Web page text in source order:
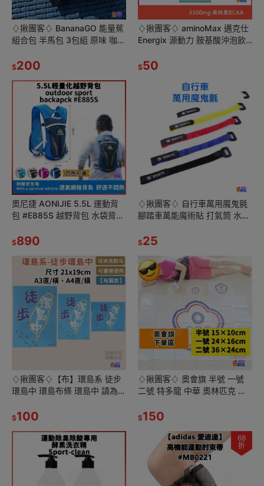
♢揪團客♢ BananaGO 能量蕉
組合包 半馬包 3包組 原味 咖啡
$200
♢揪團客♢ aminoMax 邁克仕
Energix 源動力 胺基酸沖泡飲
$50
奧尼捷 AONIJIE 5.5L 運動背
包 #E885S 越野背包 水袋背包
$890
♢揪團客♢ 自行車萬用魔鬼氈
腳踏車萬能魔術貼 打氣筒 水壺
能綁 黑Black 單入
$25
♢揪團客♢【布】環島系 徒步
環島中 環島布條 環島中 請為我
$100
♢揪團客♢ 奧會旗 半號 一號
二號 特多龍 中華 奧林匹克 委
$150
68
折